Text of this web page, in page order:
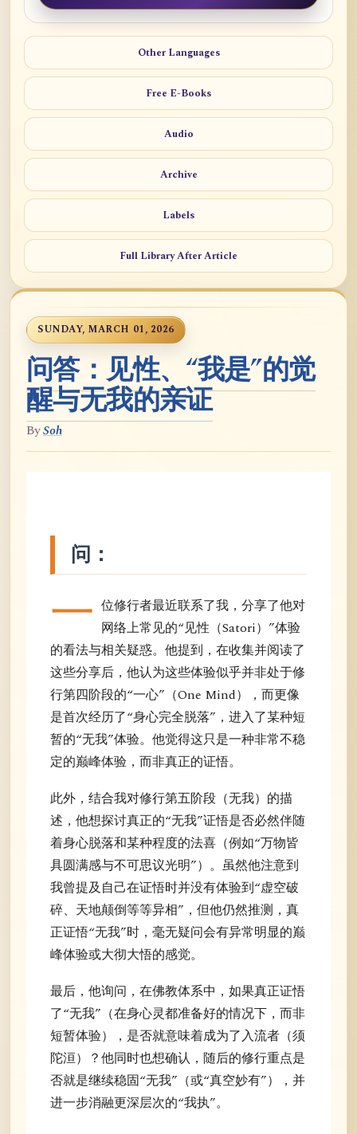
Other Languages
Free E-Books
Audio
Archive
Labels
Full Library After Article
SUNDAY, MARCH 01, 2026
问答：见性、“我是”的觉
醒与无我的亲证
BySoh
问：
一 位修行者最近联系了我，分享了他对
网络上常见的“见性（Satori）”体验
的看法与相关疑惑。他提到，在收集并阅读了
这些分享后，他认为这些体验似乎并非处于修
行第四阶段的“一心”（One Mind），而更像
是首次经历了“身心完全脱落”，进入了某种短
暂的“无我”体验。他觉得这只是一种非常不稳
定的巅峰体验，而非真正的证悟。
此外，结合我对修行第五阶段（无我）的描
述，他想探讨真正的“无我”证悟是否必然伴随
着身心脱落和某种程度的法喜（例如“万物皆
具圆满感与不可思议光明”）。虽然他注意到
我曾提及自己在证悟时并没有体验到“虚空破
碎、天地颠倒等等异相”，但他仍然推测，真
正证悟“无我”时，毫无疑问会有异常明显的巅
峰体验或大彻大悟的感觉。
最后，他询问，在佛教体系中，如果真正证悟
了“无我”（在身心灵都准备好的情况下，而非
短暂体验），是否就意味着成为了入流者（须
陀洹）？他同时也想确认，随后的修行重点是
否就是继续稳固“无我”（或“真空妙有”），并
进一步消融更深层次的“我执”。